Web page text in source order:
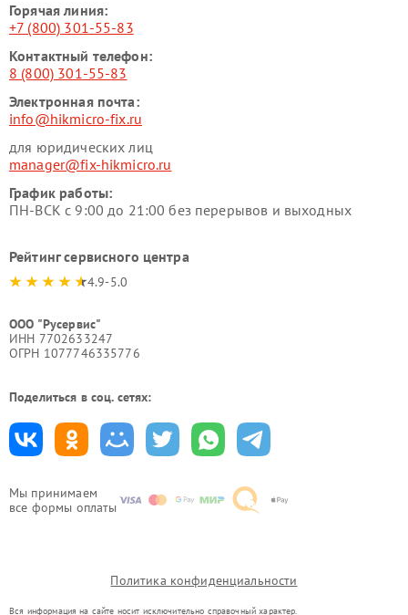
Мы принимаем
все формы оплаты
Горячая линия:
+7 (800) 301-55-83
Контактный телефон:
8 (800) 301-55-83
Электронная почта:
info@hikmicro-fix.ru
для юридических лиц
manager@fix-hikmicro.ru
График работы:
ПН-ВСК с 9:00 до 21:00 без перерывов и выходных
Рейтинг сервисного центра
4.9-5.0
ООО "Русервис"
ИНН 7702633247
ОГРН 1077746335776
Поделиться в соц. сетях:
Политика конфиденциальности
Вся информация на сайте носит исключительно справочный характер.